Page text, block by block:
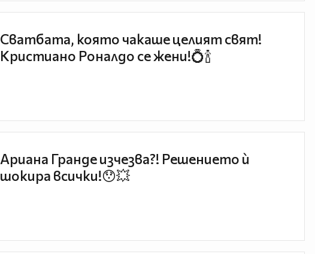
Сватбата, която чакаше целият свят!
Кристиано Роналдо се жени!💍🍾
Ариана Гранде изчезва?! Решението ѝ
шокира всички!😯💥